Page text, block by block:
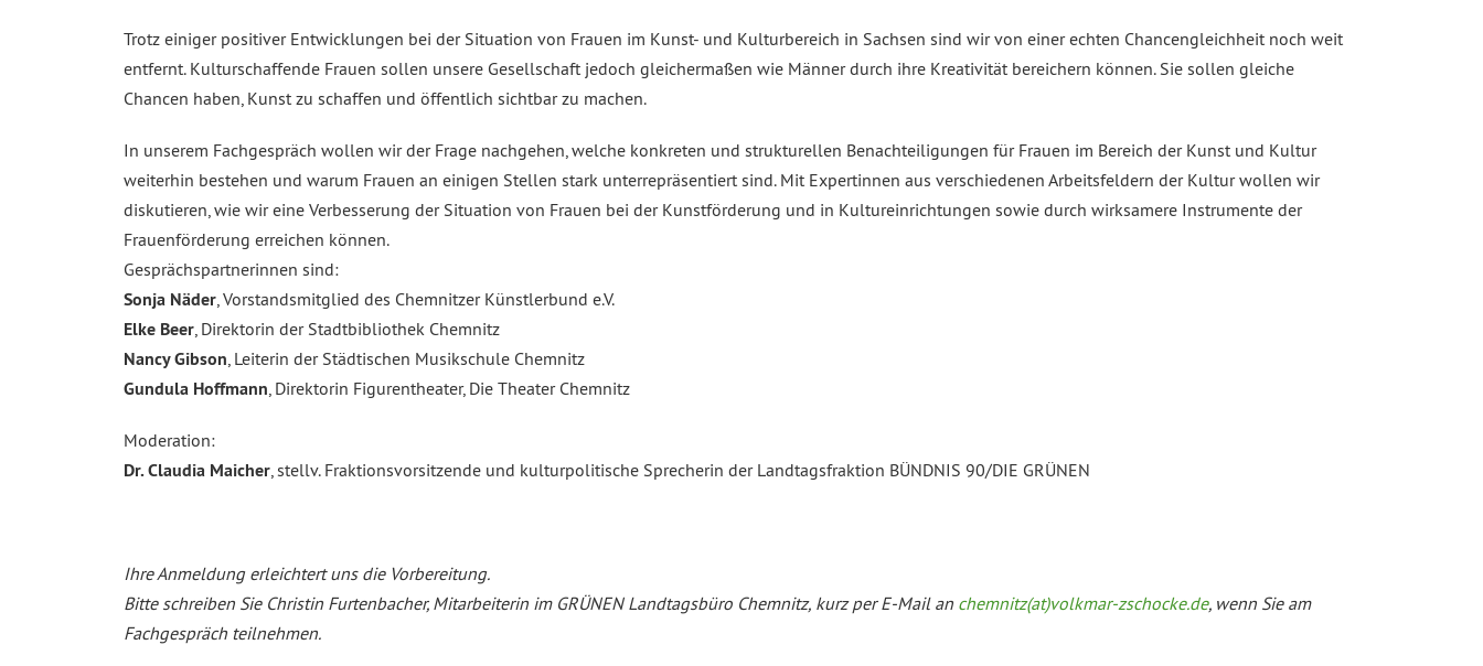
Trotz einiger positiver Entwicklungen bei der Situation von Frauen im Kunst- und Kulturbereich in Sachsen sind wir von einer echten Chancengleichheit noch weit
entfernt. Kulturschaffende Frauen sollen unsere Gesellschaft jedoch gleichermaßen wie Männer durch ihre Kreativität bereichern können. Sie sollen gleiche
Chancen haben, Kunst zu schaffen und öffentlich sichtbar zu machen.
In unserem Fachgespräch wollen wir der Frage nachgehen, welche konkreten und strukturellen Benachteiligungen für Frauen im Bereich der Kunst und Kultur
weiterhin bestehen und warum Frauen an einigen Stellen stark unterrepräsentiert sind. Mit Expertinnen aus verschiedenen Arbeitsfeldern der Kultur wollen wir
diskutieren, wie wir eine Verbesserung der Situation von Frauen bei der Kunstförderung und in Kultureinrichtungen sowie durch wirksamere Instrumente der
Frauenförderung erreichen können.
Gesprächspartnerinnen sind:
Sonja Näder, Vorstandsmitglied des Chemnitzer Künstlerbund e.V.
Elke Beer, Direktorin der Stadtbibliothek Chemnitz
Nancy Gibson, Leiterin der Städtischen Musikschule Chemnitz
Gundula Hoffmann, Direktorin Figurentheater, Die Theater Chemnitz
Moderation:
Dr. Claudia Maicher, stellv. Fraktionsvorsitzende und kulturpolitische Sprecherin der Landtagsfraktion BÜNDNIS 90/DIE GRÜNEN
Ihre Anmeldung erleichtert uns die Vorbereitung.
Bitte schreiben Sie Christin Furtenbacher, Mitarbeiterin im GRÜNEN Landtagsbüro Chemnitz, kurz per E-Mail an chemnitz(at)volkmar-zschocke.de, wenn Sie am
Fachgespräch teilnehmen.